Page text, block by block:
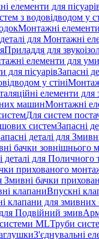
елементи для
з водовідводом у
Монтажні
для Монтажні
Приладдя для
елементи для
для пісуарівЗапасні
у стіні
елементи
машинМонтажні
Для систем
системЗапасні
деталі для
бачки зовнішнього
деталі для Поличного
прихованого
Змивні бачки
клапаниВпускні
клапани для змивних
для Подвійний змив
MLТруби
З'єднувальні